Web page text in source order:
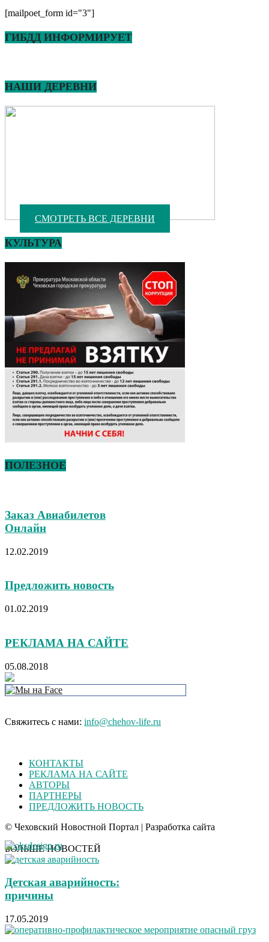
[mailpoet_form id="3"]
ГИБДД ИНФОРМИРУЕТ
НАШИ ДЕРЕВНИ
СМОТРЕТЬ ВСЕ ДЕРЕВНИ
КУЛЬТУРА
ПОЛЕЗНОЕ
Заказ Авиабилетов
Онлайн
12.02.2019
Предложить новость
01.02.2019
РЕКЛАМА НА САЙТЕ
05.08.2018
Свяжитесь с нами: info@chehov-life.ru
КОНТАКТЫ
РЕКЛАМА НА САЙТЕ
АВТОРЫ
ПАРТНЕРЫ
ПРЕДЛОЖИТЬ НОВОСТЬ
© Чеховский Новостной Портал | Разработка сайта
БОЛЬШЕ НОВОСТЕЙ
Детская аварийность:
причины
17.05.2019